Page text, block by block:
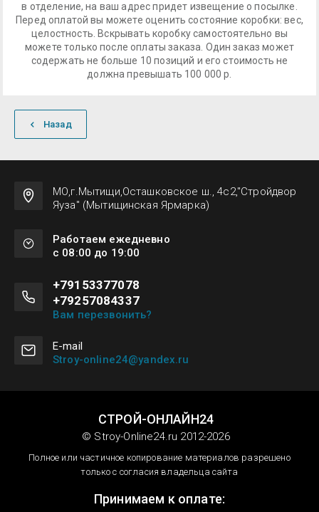
в отделение, на ваш адрес придет извещение о посылке.
Перед оплатой вы можете оценить состояние коробки: вес,
целостность. Вскрывать коробку самостоятельно вы
можете только после оплаты заказа. Один заказ может
содержать не больше 10 позиций и его стоимость не
должна превышать 100 000 р.
Назад
МО,г.Мытищи,Осташковское ш., 4с2,"Стройдвор
Яуза" (Мытищинская Ярмарка)
Работаем ежедневно
с 08:00 до 19:00
+79153377078
+79257084337
Вам перезвонить?
Е-mail
Stroy-online24@yandex.ru
СТРОЙ-ОНЛАЙН24
© Stroy-Online24.ru 2012-2026
Полное или частичное копирование материалов разрешено
только с согласия владельца сайта
Принимаем к оплате: